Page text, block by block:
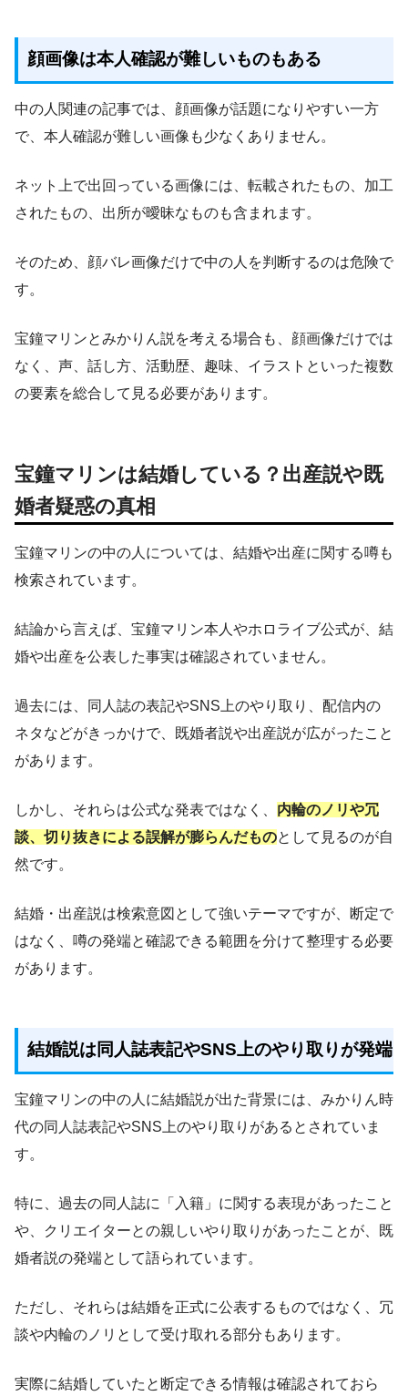
顔画像は本人確認が難しいものもある
中の人関連の記事では、顔画像が話題になりやすい一方
で、本人確認が難しい画像も少なくありません。
ネット上で出回っている画像には、転載されたもの、加工
されたもの、出所が曖昧なものも含まれます。
そのため、顔バレ画像だけで中の人を判断するのは危険で
す。
宝鐘マリンとみかりん説を考える場合も、顔画像だけでは
なく、声、話し方、活動歴、趣味、イラストといった複数
の要素を総合して見る必要があります。
宝鐘マリンは結婚している？出産説や既
婚者疑惑の真相
宝鐘マリンの中の人については、結婚や出産に関する噂も
検索されています。
結論から言えば、宝鐘マリン本人やホロライブ公式が、結
婚や出産を公表した事実は確認されていません。
過去には、同人誌の表記やSNS上のやり取り、配信内の
ネタなどがきっかけで、既婚者説や出産説が広がったこと
があります。
しかし、それらは公式な発表ではなく、 内輪のノリや冗
談、切り抜きによる誤解が膨らんだものとして見るのが自
然です。
結婚・出産説は検索意図として強いテーマですが、断定で
はなく、噂の発端と確認できる範囲を分けて整理する必要
があります。
結婚説は同人誌表記やSNS上のやり取りが発端
宝鐘マリンの中の人に結婚説が出た背景には、みかりん時
代の同人誌表記やSNS上のやり取りがあるとされていま
す。
特に、過去の同人誌に「入籍」に関する表現があったこと
や、クリエイターとの親しいやり取りがあったことが、既
婚者説の発端として語られています。
ただし、それらは結婚を正式に公表するものではなく、冗
談や内輪のノリとして受け取れる部分もあります。
実際に結婚していたと断定できる情報は確認されておら